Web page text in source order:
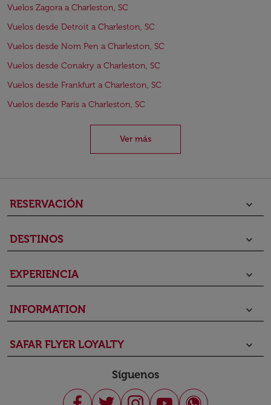
Vuelos Zagora a Charleston, SC
Vuelos desde Detroit a Charleston, SC
Vuelos desde Nom Pen a Charleston, SC
Vuelos desde Conakry a Charleston, SC
Vuelos desde Frankfurt a Charleston, SC
Vuelos desde París a Charleston, SC
Ver más
RESERVACIÓN keyboard_arrow_down
DESTINOS keyboard_arrow_down
EXPERIENCIA keyboard_arrow_down
INFORMATION keyboard_arrow_down
SAFAR FLYER LOYALTY keyboard_arrow_down
Síguenos